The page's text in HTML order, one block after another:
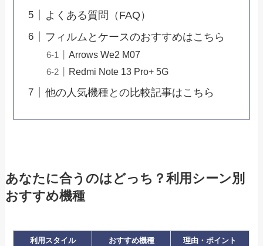
よくある質問（FAQ）
フィルムとケースのおすすめはこちら
Arrows We2 M07
Redmi Note 13 Pro+ 5G
他の人気機種との比較記事はこちら
あなたに合うのはどっち？利用シーン別
おすすめ機種
利用スタイル おすすめ機種 理由・ポイント